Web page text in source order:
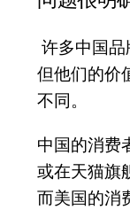
许多中国品
但他们的价
不同。
中国的消费
或在天猫旗
而美国的消